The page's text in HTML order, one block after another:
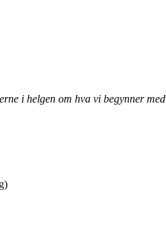
i helgen om hva vi begynner med